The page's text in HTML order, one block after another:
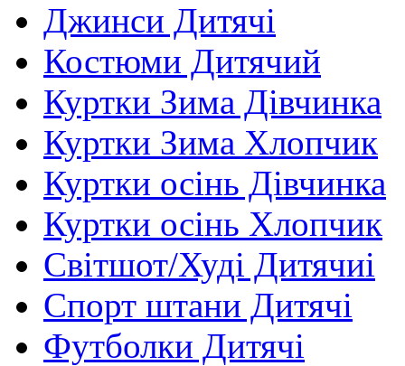
Джинси Дитячі
Костюми Дитячий
Куртки Зима Дівчинка
Куртки Зима Хлопчик
Куртки осінь Дівчинка
Куртки осінь Хлопчик
Світшот/Худі Дитячиі
Спорт штани Дитячі
Футболки Дитячі